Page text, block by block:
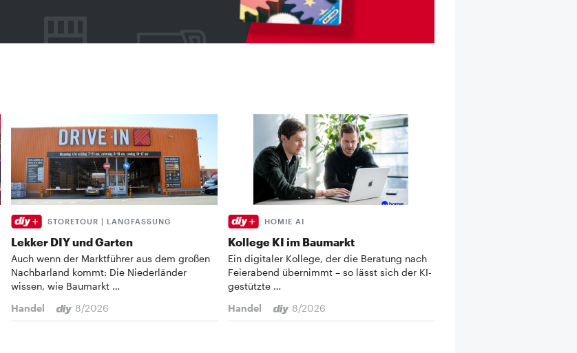
STORETOUR | LANGFASSUNG
Lekker DIY und Garten
Auch wenn der Marktführer aus dem großen
Nachbarland kommt: Die Niederländer
wissen, wie Baumarkt …
Handel
8/2026
HOMIE AI
Kollege KI im Baumarkt
Ein digitaler Kollege, der die Beratung nach
Feierabend übernimmt – so lässt sich der KI-
gestützte …
Handel
8/2026